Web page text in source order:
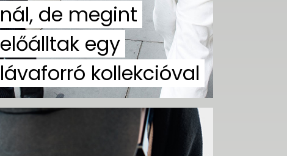
nál, de megint
előálltak egy
lávaforró kollekcióval